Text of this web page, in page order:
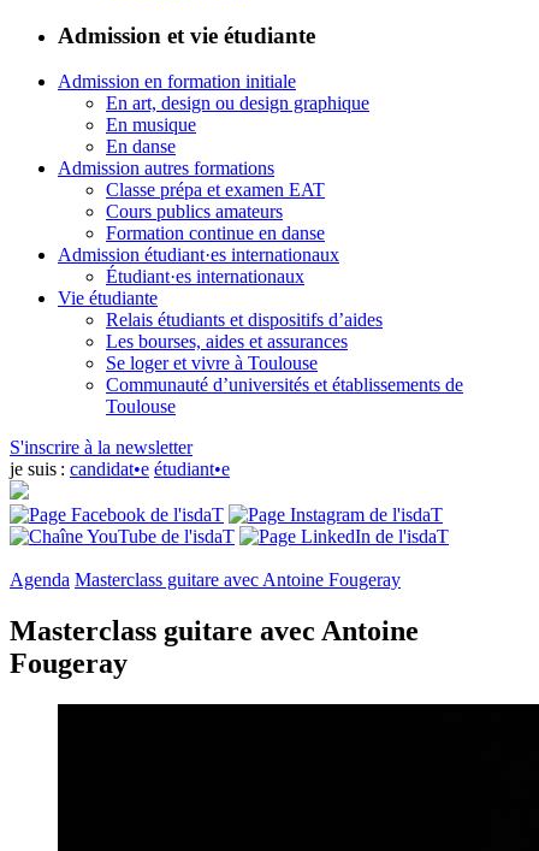
Admission et vie étudiante
Admission en formation initiale
En art, design ou design graphique
En musique
En danse
Admission autres formations
Classe prépa et examen EAT
Cours publics amateurs
Formation continue en danse
Admission étudiant·es internationaux
Étudiant·es internationaux
Vie étudiante
Relais étudiants et dispositifs d’aides
Les bourses, aides et assurances
Se loger et vivre à Toulouse
Communauté d’universités et établissements de
Toulouse
S'inscrire à la newsletter
je suis : candidat•e étudiant•e
Agenda Masterclass guitare avec Antoine Fougeray
Masterclass guitare avec Antoine
Fougeray